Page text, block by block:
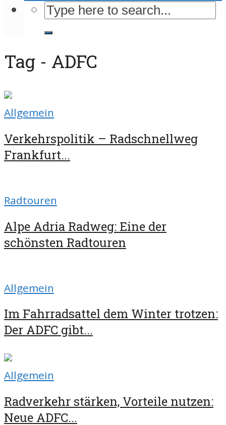
Tag - ADFC
Allgemein
Verkehrspolitik – Radschnellweg
Frankfurt...
Radtouren
Alpe Adria Radweg: Eine der
schönsten Radtouren
Allgemein
Im Fahrradsattel dem Winter trotzen:
Der ADFC gibt...
Allgemein
Radverkehr stärken, Vorteile nutzen:
Neue ADFC...